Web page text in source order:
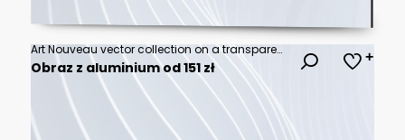
Art Nouveau vector collection on a transparent background with floral frame, iris ornament, decorative border and seamless pattern for invitation, card, textile, branding and vintage design
Obraz z aluminium od 151 zł